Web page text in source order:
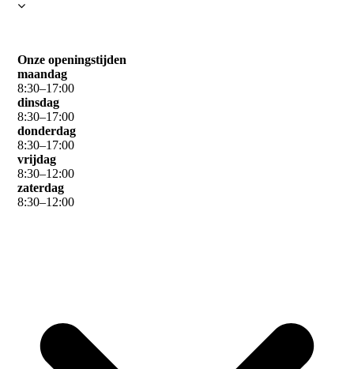
Onze openingstijden
maandag
8:30–17:00
dinsdag
8:30–17:00
donderdag
8:30–17:00
vrijdag
8:30–12:00
zaterdag
8:30–12:00